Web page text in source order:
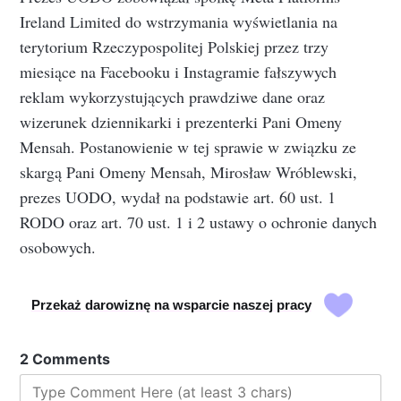
Ireland Limited do wstrzymania wyświetlania na
terytorium Rzeczypospolitej Polskiej przez trzy
miesiące na Facebooku i Instagramie fałszywych
reklam wykorzystujących prawdziwe dane oraz
wizerunek dziennikarki i prezenterki Pani Omeny
Mensah. Postanowienie w tej sprawie w związku ze
skargą Pani Omeny Mensah, Mirosław Wróblewski,
prezes UODO, wydał na podstawie art. 60 ust. 1
RODO oraz art. 70 ust. 1 i 2 ustawy o ochronie danych
osobowych.
Przekaż darowiznę na wsparcie naszej pracy
2 Comments
Type Comment Here (at least 3 chars)